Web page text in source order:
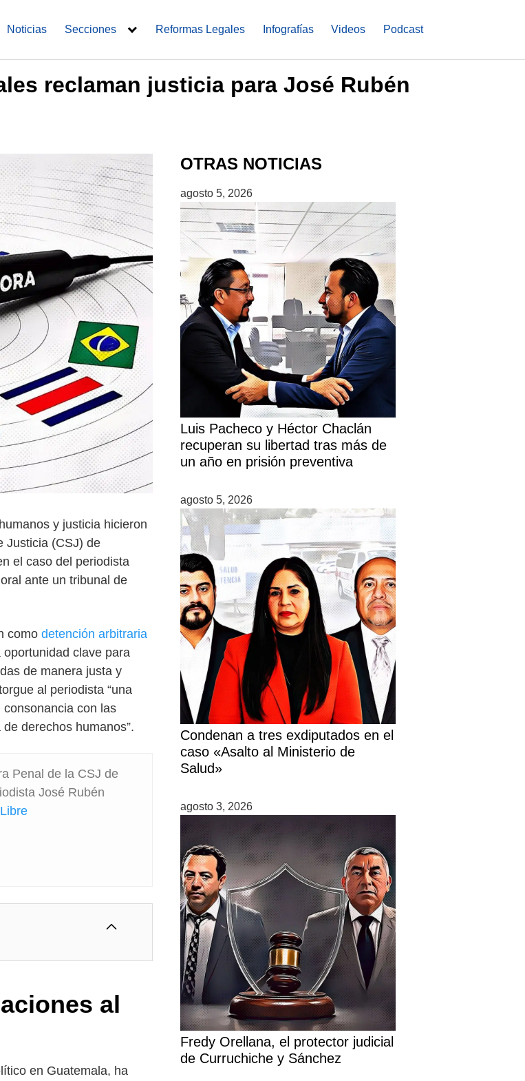
Noticias Secciones Reformas Legales Infografías Videos Podcast
reclaman justicia para José Rubén
y justicia hicieron
Justicia (CSJ) de
el caso del periodista
ante un tribunal de
como detención arbitraria
clave para
de manera justa y
al periodista “una
con las
derechos humanos”.
Penal de la CSJ de
José Rubén
al
en Guatemala, ha
OTRAS NOTICIAS
agosto 5, 2026
Luis Pacheco y Héctor Chaclán
recuperan su libertad tras más de
un año en prisión preventiva
agosto 5, 2026
Condenan a tres exdiputados en el
caso «Asalto al Ministerio de
Salud»
agosto 3, 2026
Fredy Orellana, el protector judicial
de Curruchiche y Sánchez